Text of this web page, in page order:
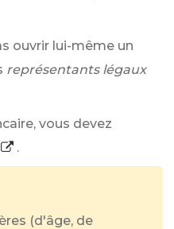
ouvrir lui-même un
représentants légaux
vous devez
.
(d'âge, de